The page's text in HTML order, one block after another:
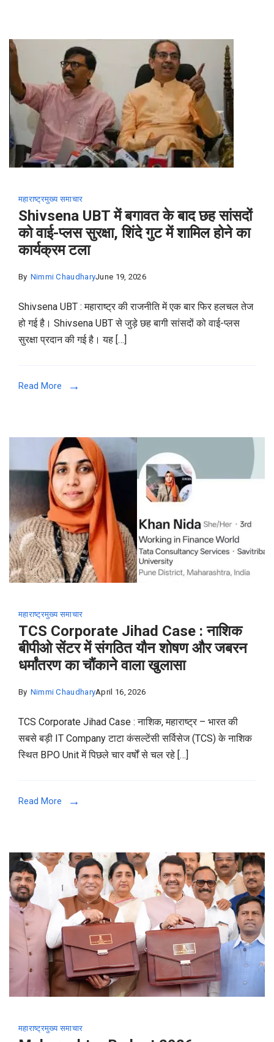
महाराष्ट्रमुख्य समाचार
Shivsena UBT में बगावत के बाद छह सांसदों
को वाई-प्लस सुरक्षा, शिंदे गुट में शामिल होने का
कार्यक्रम टला
By Nimmi ChaudharyJune 19, 2026
Shivsena UBT : महाराष्ट्र की राजनीति में एक बार फिर हलचल तेज
हो गई है। Shivsena UBT से जुड़े छह बागी सांसदों को वाई-प्लस
सुरक्षा प्रदान की गई है। यह […]
Read More
महाराष्ट्रमुख्य समाचार
TCS Corporate Jihad Case : नाशिक
बीपीओ सेंटर में संगठित यौन शोषण और जबरन
धर्मांतरण का चौंकाने वाला खुलासा
By Nimmi ChaudharyApril 16, 2026
TCS Corporate Jihad Case : नाशिक, महाराष्ट्र – भारत की
सबसे बड़ी IT Company टाटा कंसल्टेंसी सर्विसेज (TCS) के नाशिक
स्थित BPO Unit में पिछले चार वर्षों से चल रहे […]
Read More
महाराष्ट्रमुख्य समाचार